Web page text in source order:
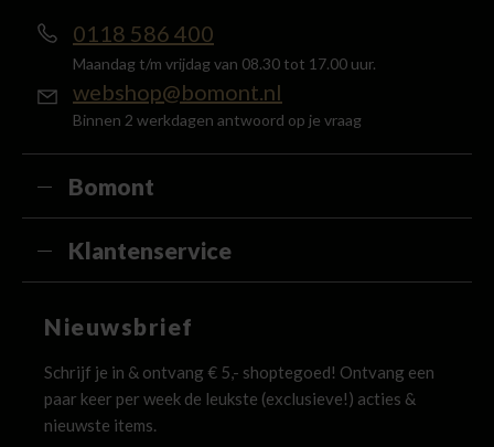
0118 586 400
Maandag t/m vrijdag van 08.30 tot 17.00 uur.
webshop@bomont.nl
Binnen 2 werkdagen antwoord op je vraag
Bomont
Klantenservice
Nieuwsbrief
Schrijf je in & ontvang € 5,- shoptegoed! Ontvang een
paar keer per week de leukste (exclusieve!) acties &
nieuwste items.